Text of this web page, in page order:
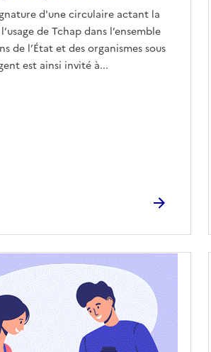
d'une circulaire actant la
de Tchap dans l’ensemble
de l’État et des organismes sous
est ainsi invité à...